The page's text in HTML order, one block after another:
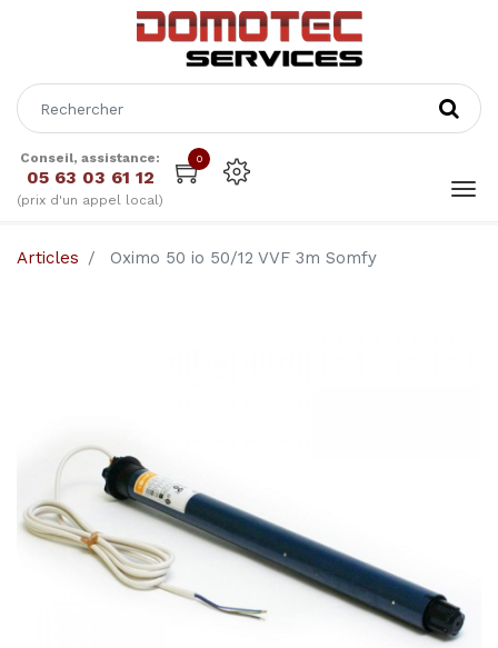
Conseil, assistance:
05 63 03 61 12
(prix d'un appel local)
0
Articles Oximo 50 io 50/12 VVF 3m Somfy